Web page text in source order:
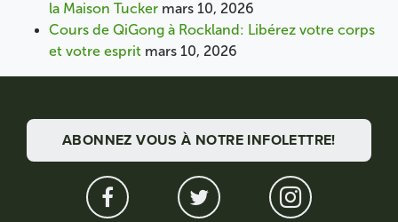
la Maison Tucker mars 10, 2026
Cours de QiGong à Rockland: Libérez votre corps
et votre esprit mars 10, 2026
ABONNEZ VOUS À NOTRE INFOLETTRE!